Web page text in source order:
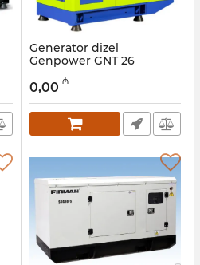
Generator dizel
Genpower GNT 26
009001010
0,00 ₼